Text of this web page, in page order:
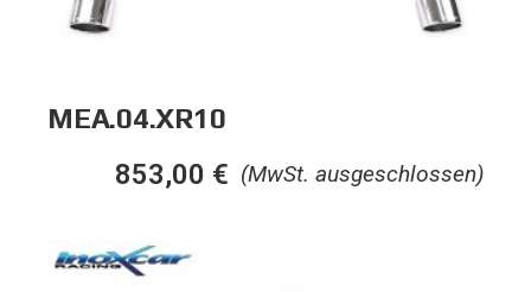
MEA.04.XR10
(MwSt. ausgeschlossen)
853,00 €